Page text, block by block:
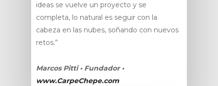
ideas se vuelve un proyecto y se
completa, lo natural es seguir con la
cabeza en las nubes, soñando con nuevos
retos.”
Marcos Pitti • Fundador •
www.CarpeChepe.com